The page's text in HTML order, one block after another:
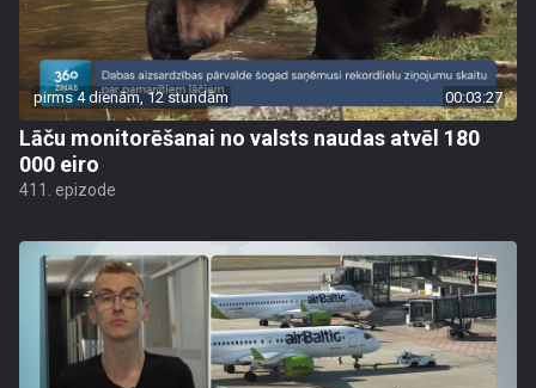
pirms 4 dienām, 12 stundām 00:03:27
Lāču monitorēšanai no valsts naudas atvēl 180
000 eiro
411. epizode